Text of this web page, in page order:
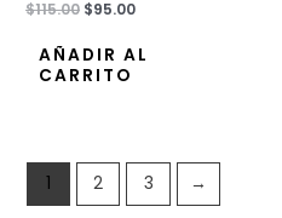
Valorado
con
$115.00 $95.00
AÑADIR AL
CARRITO
1 2 3 →